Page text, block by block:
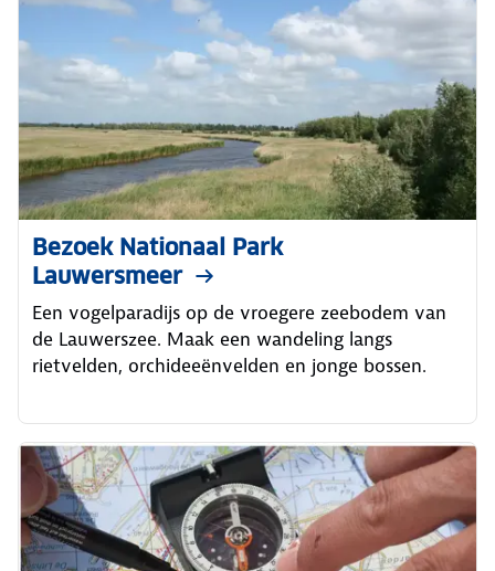
Bezoek Nationaal Park
Lauwersmeer
Een vogelparadijs op de vroegere zeebodem van
de Lauwerszee. Maak een wandeling langs
rietvelden, orchideeënvelden en jonge bossen.